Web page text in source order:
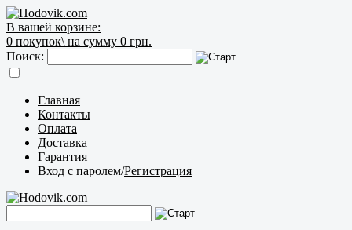
В вашей корзине:
0 покупок\ на сумму 0 грн.
Поиск:
Главная
Контакты
Оплата
Доставка
Гарантия
Вход с паролем/Регистрация